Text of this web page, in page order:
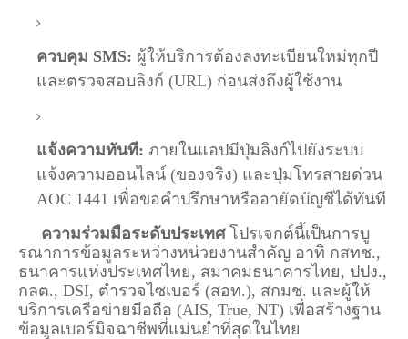
ควบคุม SMS: ผู้ให้บริการต้องลงทะเบียนใหม่ทุกปี
และตรวจสอบลิงก์ (URL) ก่อนส่งถึงผู้ใช้งาน
แจ้งความทันที: ภายในแอปมีปุ่มลิงก์ไปยังระบบ
แจ้งความออนไลน์ (ของจริง) และปุ่มโทรสายด่วน
AOC 1441 เพื่อขอคำปรึกษาหรืออายัดบัญชีได้ทันที
ความร่วมมือระดับประเทศโปรเจกต์นี้เป็นการบู
รณาการข้อมูลระหว่างหน่วยงานสำคัญ อาทิ กสทช.,
ธนาคารแห่งประเทศไทย, สมาคมธนาคารไทย, ปปง.,
กลต., DSI, ตำรวจไซเบอร์ (สอท.), สกมช. และผู้ให้
บริการเครือข่ายมือถือ (AIS, True, NT) เพื่อสร้างฐาน
ข้อมูลเบอร์มิจฉาชีพที่แม่นยำที่สุดในไทย